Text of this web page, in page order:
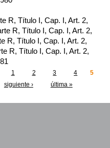
R, Título I, Cap. I, Art. 2,
R, Título I, Cap. I, Art. 2,
R, Título I, Cap. I, Art. 2,
R, Título I, Cap. I, Art. 2,
1 2 3 4
5
siguiente › última »